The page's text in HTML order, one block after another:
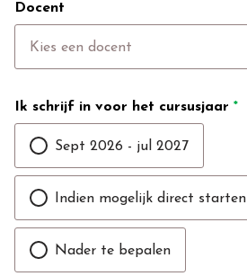
Docent
Kies een docent
Ik schrijf in voor het cursusjaar *
Sept 2026 - jul 2027
Indien mogelijk direct starten
Nader te bepalen